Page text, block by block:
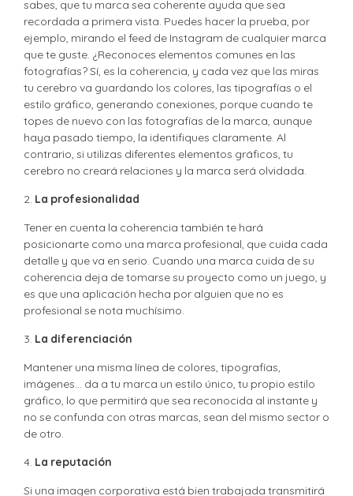
sabes, que tu marca sea coherente ayuda que sea
recordada a primera vista. Puedes hacer la prueba, por
ejemplo, mirando el feed de Instagram de cualquier marca
que te guste. ¿Reconoces elementos comunes en las
fotografías? Sí, es la coherencia, y cada vez que las miras
tu cerebro va guardando los colores, las tipografías o el
estilo gráfico, generando conexiones, porque cuando te
topes de nuevo con las fotografías de la marca, aunque
haya pasado tiempo, la identifiques claramente. Al
contrario, si utilizas diferentes elementos gráficos, tu
cerebro no creará relaciones y la marca será olvidada.
2. La profesionalidad
Tener en cuenta la coherencia también te hará
posicionarte como una marca profesional, que cuida cada
detalle y que va en serio. Cuando una marca cuida de su
coherencia deja de tomarse su proyecto como un juego, y
es que una aplicación hecha por alguien que no es
profesional se nota muchísimo.
3. La diferenciación
Mantener una misma línea de colores, tipografías,
imágenes… da a tu marca un estilo único, tu propio estilo
gráfico, lo que permitirá que sea reconocida al instante y
no se confunda con otras marcas, sean del mismo sector o
de otro.
4. La reputación
Si una imagen corporativa está bien trabajada transmitirá